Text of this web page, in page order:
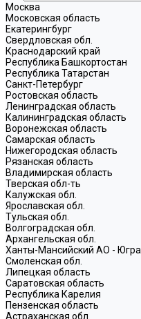
Москва
Московская область
Екатерингбург
Свердловская обл.
Краснодарский край
Республика Башкортостан
Республика Татарстан
Санкт-Петербург
Ростовская область
Ленинградская область
Калининградская область
Воронежская область
Самарская область
Нижегородская область
Рязанская область
Владимирская область
Тверская обл-ть
Калужская обл.
Ярославская обл.
Тульская обл.
Волгоградская обл.
Архангельская обл.
Ханты-Мансийский АО - Югра
Смоленская обл.
Липецкая область
Саратовская область
Республика Карелия
Пензенская область
Астраханская обл.